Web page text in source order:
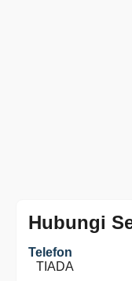
Hubungi
Telefon
TIADA